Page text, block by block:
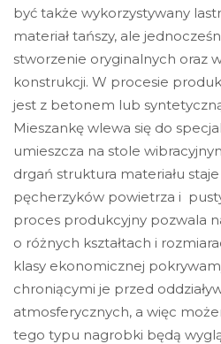
być także wykorzystywany
materiał tańszy, ale
stworzenie oryginalnych oraz
konstrukcji. W procesie
jest z betonem lub
Mieszankę wlewa się do
umieszcza na stole
drgań struktura materiału
pęcherzyków powietrza i
proces produkcyjny pozwala
o różnych kształtach i
klasy ekonomicznej
chroniącymi je przed
atmosferycznych, a więc
tego typu nagrobki będą